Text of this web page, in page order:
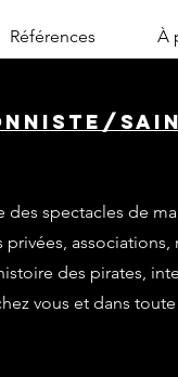
Références À
spectacles de
des pirates,
vous et dans toute